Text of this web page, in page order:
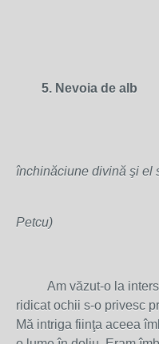
5. Nevoia de alb
închinăciune divină şi el
tristeţile
Petcu)
Am văzut-o la
ridicat ochii s-o privesc
Mă intriga fiinţa aceea